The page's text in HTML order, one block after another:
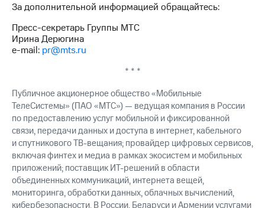
За дополнительной информацией обращайтесь:
Пресс-секретарь Группы МТС
Ирина Дерюгина
e-mail: pr@mts.ru
* * *
Публичное акционерное общество «Мобильные
ТелеСистемы» (ПАО «МТС») — ведущая компания в России
по предоставлению услуг мобильной и фиксированной
связи, передачи данных и доступа в интернет, кабельного
и спутникового ТВ-вещания; провайдер цифровых сервисов,
включая финтех и медиа в рамках экосистем и мобильных
приложений; поставщик ИТ-решений в области
объединенных коммуникаций, интернета вещей,
мониторинга, обработки данных, облачных вычислений,